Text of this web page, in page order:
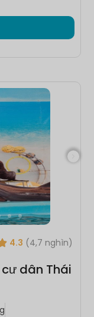
4.3 (4,7 nghìn)
dân Thái